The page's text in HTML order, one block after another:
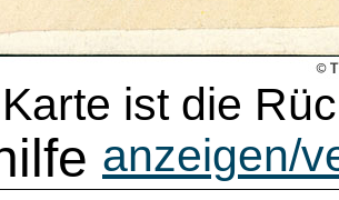
ist die
anzeigen/